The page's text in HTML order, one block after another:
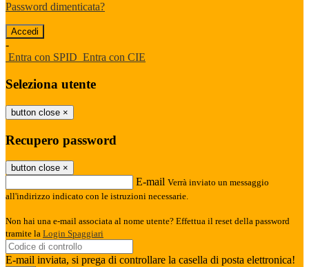
Password dimenticata?
-
Entra con SPID Entra con CIE
Seleziona utente
button close ×
Recupero password
button close ×
E-mail Verrà inviato un messaggio
all'indirizzo indicato con le istruzioni necessarie.
Non hai una e-mail associata al nome utente? Effettua il reset della password
tramite la Login Spaggiari
E-mail inviata, si prega di controllare la casella di posta elettronica!